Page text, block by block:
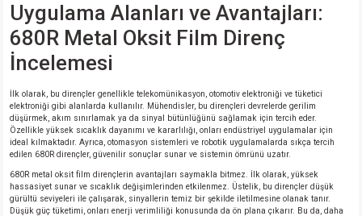
Uygulama Alanları ve Avantajları:
680R Metal Oksit Film Direnç
İncelemesi
İlk olarak, bu dirençler genellikle telekomünikasyon, otomotiv elektroniği ve tüketici
elektroniği gibi alanlarda kullanılır. Mühendisler, bu dirençleri devrelerde gerilim
düşürmek, akım sınırlamak ya da sinyal bütünlüğünü sağlamak için tercih eder.
Özellikle yüksek sıcaklık dayanımı ve kararlılığı, onları endüstriyel uygulamalar için
ideal kılmaktadır. Ayrıca, otomasyon sistemleri ve robotik uygulamalarda sıkça tercih
edilen 680R dirençler, güvenilir sonuçlar sunar ve sistemin ömrünü uzatır.
680R metal oksit film dirençlerin avantajları saymakla bitmez. İlk olarak, yüksek
hassasiyet sunar ve sıcaklık değişimlerinden etkilenmez. Üstelik, bu dirençler düşük
gürültü seviyeleri ile çalışarak, sinyallerin temiz bir şekilde iletilmesine olanak tanır.
Düşük güç tüketimi, onları enerji verimliliği konusunda da ön plana çıkarır. Bu da, daha